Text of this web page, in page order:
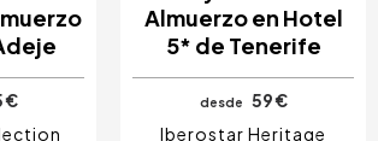
€
Almuerzo en Hotel
5* de Tenerife
desde
59 €
Iberostar Heritage